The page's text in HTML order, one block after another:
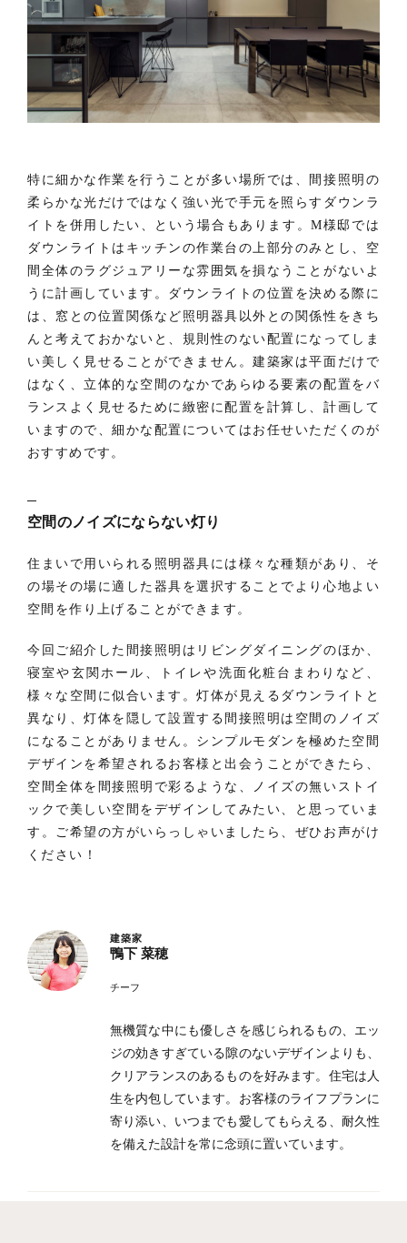
特に細かな作業を行うことが多い場所では、間接照明の
柔らかな光だけではなく強い光で手元を照らすダウンラ
イトを併用したい、という場合もあります。M様邸では
ダウンライトはキッチンの作業台の上部分のみとし、空
間全体のラグジュアリーな雰囲気を損なうことがないよ
うに計画しています。ダウンライトの位置を決める際に
は、窓との位置関係など照明器具以外との関係性をきち
んと考えておかないと、規則性のない配置になってしま
い美しく見せることができません。建築家は平面だけで
はなく、立体的な空間のなかであらゆる要素の配置をバ
ランスよく見せるために緻密に配置を計算し、計画して
いますので、細かな配置についてはお任せいただくのが
おすすめです。
空間のノイズにならない灯り
住まいで用いられる照明器具には様々な種類があり、そ
の場その場に適した器具を選択することでより心地よい
空間を作り上げることができます。
今回ご紹介した間接照明はリビングダイニングのほか、
寝室や玄関ホール、トイレや洗面化粧台まわりなど、
様々な空間に似合います。灯体が見えるダウンライトと
異なり、灯体を隠して設置する間接照明は空間のノイズ
になることがありません。シンプルモダンを極めた空間
デザインを希望されるお客様と出会うことができたら、
空間全体を間接照明で彩るような、ノイズの無いストイ
ックで美しい空間をデザインしてみたい、と思っていま
す。ご希望の方がいらっしゃいましたら、ぜひお声がけ
ください！
建築家
鴨下 菜穂
チーフ
無機質な中にも優しさを感じられるもの、エッ
ジの効きすぎている隙のないデザインよりも、
クリアランスのあるものを好みます。住宅は人
生を内包しています。お客様のライフプランに
寄り添い、いつまでも愛してもらえる、耐久性
を備えた設計を常に念頭に置いています。